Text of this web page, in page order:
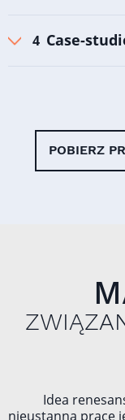
Case-
POBIERZ
Idea
nieustanną pracę